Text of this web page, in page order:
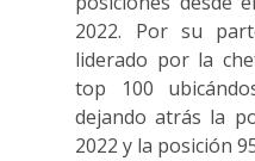
2022. Por su
liderado por la
top 100
dejando atrás la
2022 y la posición